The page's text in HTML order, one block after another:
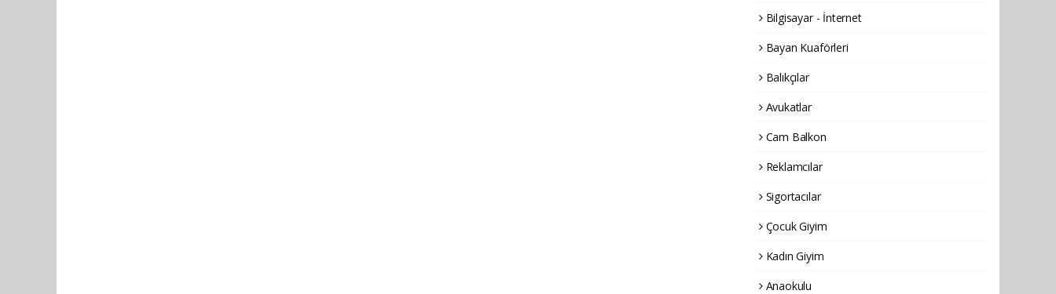
Bilgisayar - İnternet
Bayan Kuaförleri
Balıkçılar
Avukatlar
Cam Balkon
Reklamcılar
Sigortacılar
Çocuk Giyim
Kadın Giyim
Anaokulu